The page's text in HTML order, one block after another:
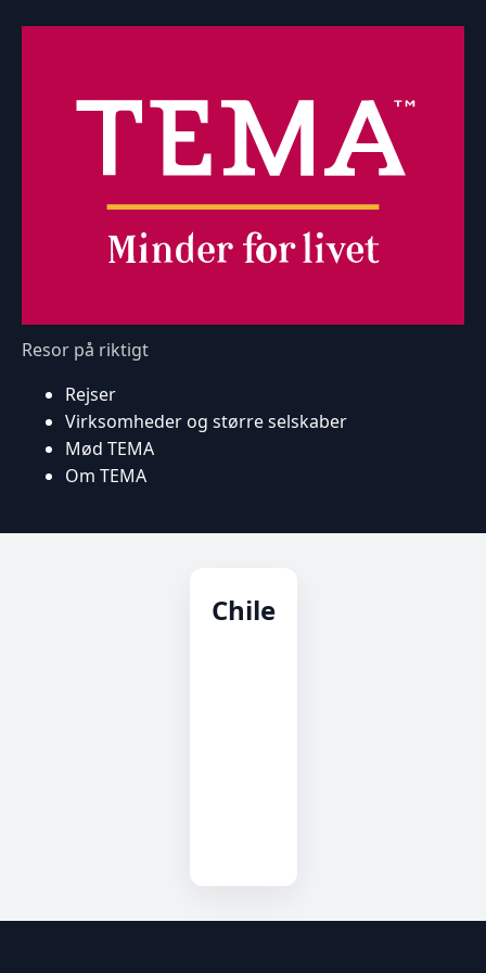
Resor på riktigt
Rejser
Virksomheder og større selskaber
Mød TEMA
Om TEMA
Chile